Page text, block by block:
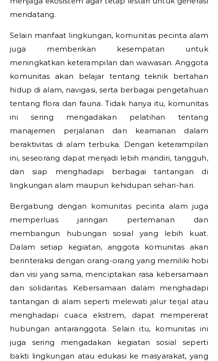
mendatang.
Selain manfaat lingkungan, komunitas pecinta alam
juga memberikan kesempatan untuk
meningkatkan keterampilan dan wawasan. Anggota
komunitas akan belajar tentang teknik bertahan
hidup di alam, navigasi, serta berbagai pengetahuan
tentang flora dan fauna. Tidak hanya itu, komunitas
ini sering mengadakan pelatihan tentang
manajemen perjalanan dan keamanan dalam
beraktivitas di alam terbuka. Dengan keterampilan
ini, seseorang dapat menjadi lebih mandiri, tangguh,
dan siap menghadapi berbagai tantangan di
lingkungan alam maupun kehidupan sehari-hari.
Bergabung dengan komunitas pecinta alam juga
memperluas jaringan pertemanan dan
membangun hubungan sosial yang lebih kuat.
Dalam setiap kegiatan, anggota komunitas akan
berinteraksi dengan orang-orang yang memiliki hobi
dan visi yang sama, menciptakan rasa kebersamaan
dan solidaritas. Kebersamaan dalam menghadapi
tantangan di alam seperti melewati jalur terjal atau
menghadapi cuaca ekstrem, dapat mempererat
hubungan antaranggota. Selain itu, komunitas ini
juga sering mengadakan kegiatan sosial seperti
bakti lingkungan atau edukasi ke masyarakat, yang